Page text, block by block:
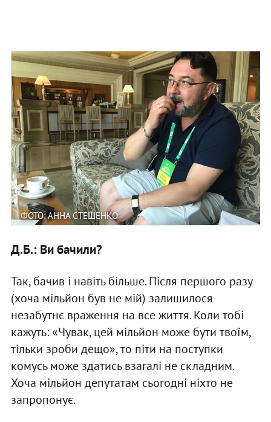
ФОТО: АННА СТЕШЕНКО
Д.Б.: Ви бачили?
Так, бачив і навіть більше. Після першого разу
(хоча мільйон був не мій) залишилося
незабутнє враження на все життя. Коли тобі
кажуть: «Чувак, цей мільйон може бути твоїм,
тільки зроби дещо», то піти на поступки
комусь може здатись взагалі не складним.
Хоча мільйон депутатам сьогодні ніхто не
запропонує.